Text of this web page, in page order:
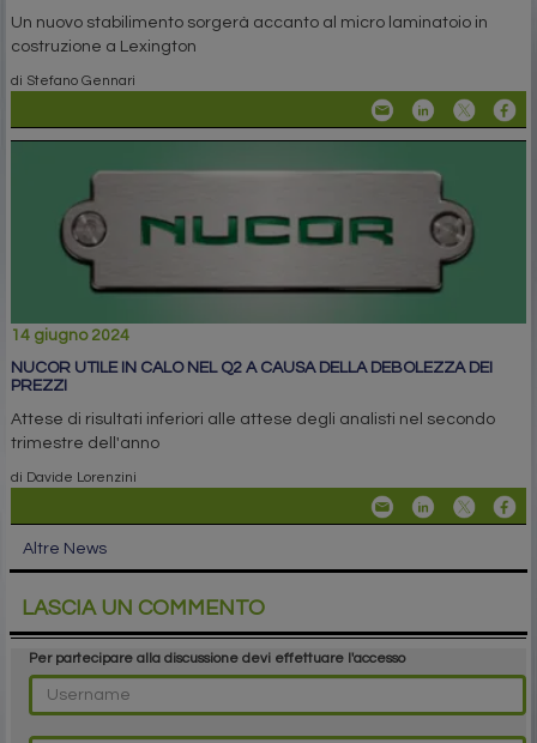
Un nuovo stabilimento sorgerà accanto al micro laminatoio in
costruzione a Lexington
di Stefano Gennari
14 giugno 2024
NUCOR UTILE IN CALO NEL Q2 A CAUSA DELLA DEBOLEZZA DEI
PREZZI
Attese di risultati inferiori alle attese degli analisti nel secondo
trimestre dell'anno
di Davide Lorenzini
Altre News
LASCIA UN COMMENTO
Per partecipare alla discussione devi effettuare l'accesso